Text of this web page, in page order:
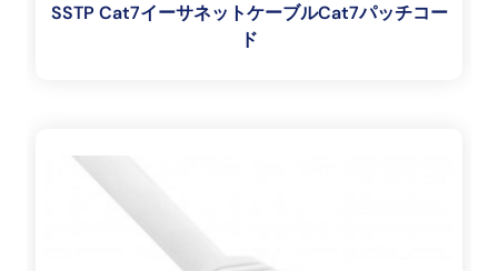
SSTP Cat7イーサネットケーブルCat7パッチコー
ド